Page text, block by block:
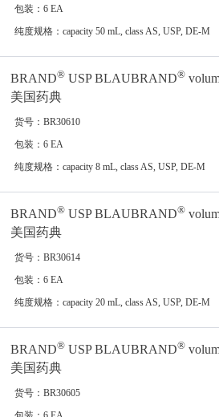
包装：6 EA
纯度规格：capacity 50 mL, class AS, USP, DE-M
BRAND® USP BLAUBRAND®
美国药典
货号：BR30610
包装：6 EA
纯度规格：capacity 8 mL, class AS, USP, DE-M
BRAND® USP BLAUBRAND®
美国药典
货号：BR30614
包装：6 EA
纯度规格：capacity 20 mL, class AS, USP, DE-M
BRAND® USP BLAUBRAND®
美国药典
货号：BR30605